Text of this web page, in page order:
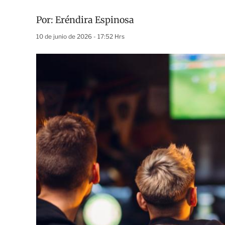
Por: Eréndira Espinosa
10 de junio de 2026 - 17:52 Hrs